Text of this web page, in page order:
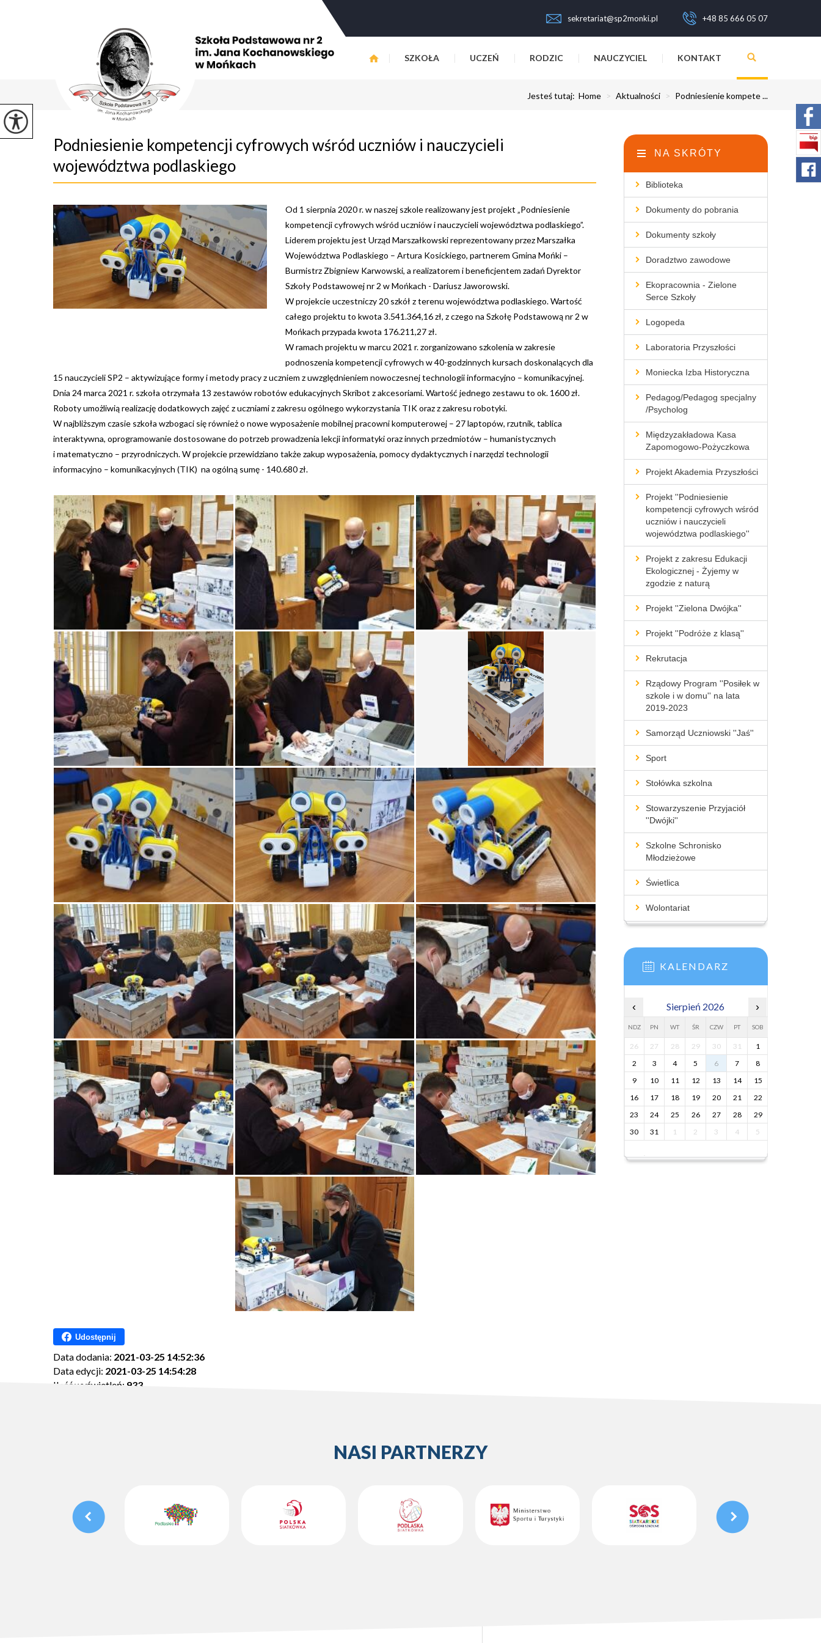
sekretariat@sp2monki.pl +48 85 666 05 07
SZKOŁA UCZEŃ RODZIC NAUCZYCIEL KONTAKT
Jesteś tutaj: Home > Aktualności > Podniesienie kompete ...
Podniesienie kompetencji cyfrowych wśród uczniów i nauczycieli
województwa podlaskiego
Od 1 sierpnia 2020 r. w naszej szkole realizowany jest projekt „Podniesienie
kompetencji cyfrowych wśród uczniów i nauczycieli województwa podlaskiego”.
Liderem projektu jest Urząd Marszałkowski reprezentowany przez Marszałka
Województwa Podlaskiego – Artura Kosickiego, partnerem Gmina Mońki –
Burmistrz Zbigniew Karwowski, a realizatorem i beneficjentem zadań Dyrektor
Szkoły Podstawowej nr 2 w Mońkach - Dariusz Jaworowski.
W projekcie uczestniczy 20 szkół z terenu województwa podlaskiego. Wartość
całego projektu to kwota 3.541.364,16 zł, z czego na Szkołę Podstawową nr 2 w
Mońkach przypada kwota 176.211,27 zł.
W ramach projektu w marcu 2021 r. zorganizowano szkolenia w zakresie
podnoszenia kompetencji cyfrowych w 40-godzinnych kursach doskonalących dla
15 nauczycieli SP2 – aktywizujące formy i metody pracy z uczniem z uwzględnieniem nowoczesnej technologii informacyjno – komunikacyjnej.
Dnia 24 marca 2021 r. szkoła otrzymała 13 zestawów robotów edukacyjnych Skribot z akcesoriami. Wartość jednego zestawu to ok. 1600 zł.
Roboty umożliwią realizację dodatkowych zajęć z uczniami z zakresu ogólnego wykorzystania TIK oraz z zakresu robotyki.
W najbliższym czasie szkoła wzbogaci się również o nowe wyposażenie mobilnej pracowni komputerowej – 27 laptopów, rzutnik, tablica
interaktywna, oprogramowanie dostosowane do potrzeb prowadzenia lekcji informatyki oraz innych przedmiotów – humanistycznych
i matematyczno – przyrodniczych. W projekcie przewidziano także zakup wyposażenia, pomocy dydaktycznych i narzędzi technologii
informacyjno – komunikacyjnych (TIK) na ogólną sumę - 140.680 zł.
Udostępnij
Data dodania: 2021-03-25 14:52:36
Data edycji: 2021-03-25 14:54:28
Ilość wyświetleń: 933
NA SKRÓTY
Biblioteka
Dokumenty do pobrania
Dokumenty szkoły
Doradztwo zawodowe
Ekopracownia - Zielone
Serce Szkoły
Logopeda
Laboratoria Przyszłości
Moniecka Izba Historyczna
Pedagog/Pedagog specjalny
/Psycholog
Międzyzakładowa Kasa
Zapomogowo-Pożyczkowa
Projekt Akademia Przyszłości
Projekt ''Podniesienie
kompetencji cyfrowych wśród
uczniów i nauczycieli
województwa podlaskiego''
Projekt z zakresu Edukacji
Ekologicznej - Żyjemy w
zgodzie z naturą
Projekt ''Zielona Dwójka''
Projekt ''Podróże z klasą''
Rekrutacja
Rządowy Program ''Posiłek w
szkole i w domu'' na lata
2019-2023
Samorząd Uczniowski ''Jaś''
Sport
Stołówka szkolna
Stowarzyszenie Przyjaciół
''Dwójki''
Szkolne Schronisko
Młodzieżowe
Świetlica
Wolontariat
KALENDARZ
‹ Sierpień 2026 ›
NDZ PN WT ŚR CZW PT SOB
26 27 28 29 30 31
1
2
3 4 5 6 7
8
9
10 11 12 13 14
15
16
17 18 19 20 21
22
23
24 25 26 27 28
29
30
31 1 2 3 4 5
NASI PARTNERZY